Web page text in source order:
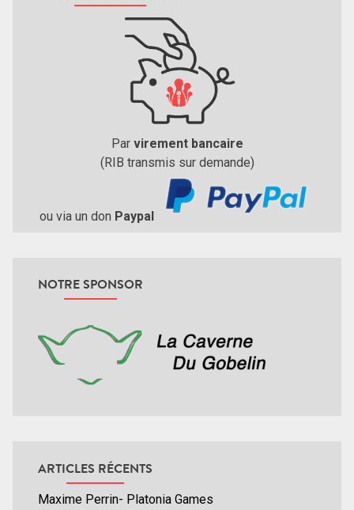
Par virement bancaire
(RIB transmis sur demande)
ou via un don Paypal
NOTRE SPONSOR
ARTICLES RÉCENTS
Maxime Perrin- Platonia Games